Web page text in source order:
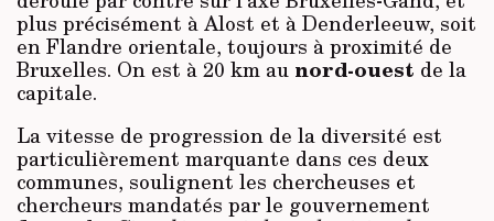
plus précisément à Alost et à Denderleeuw, soit
en Flandre orientale, toujours à proximité de
Bruxelles. On est à 20 km au nord-ouest de la
capitale.
La vitesse de progression de la diversité est
particulièrement marquante dans ces deux
communes, soulignent les chercheuses et
chercheurs mandatés par le gouvernement